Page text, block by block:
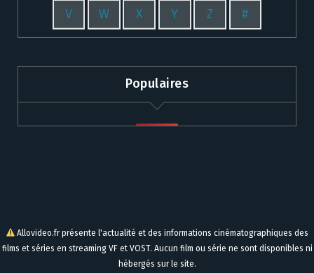
V W X Y Z #
Populaires
Allovideo.fr présente l'actualité et des informations cinématographiques des
films et séries en streaming VF et VOST. Aucun film ou série ne sont disponibles ni
hébergés sur le site.